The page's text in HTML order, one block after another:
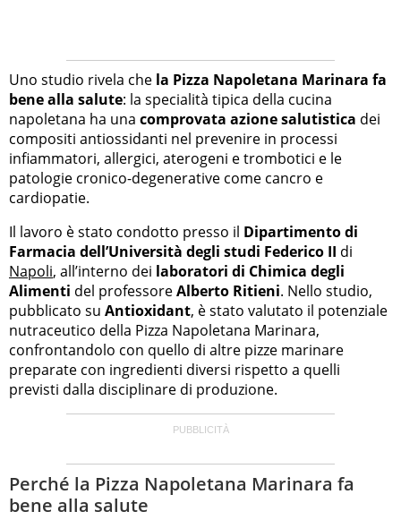
Uno studio rivela che la Pizza Napoletana Marinara fa
bene alla salute: la specialità tipica della cucina
napoletana ha una comprovata azione salutistica dei
compositi antiossidanti nel prevenire in processi
infiammatori, allergici, aterogeni e trombotici e le
patologie cronico-degenerative come cancro e
cardiopatie.
Il lavoro è stato condotto presso il Dipartimento di
Farmacia dell’Università degli studi Federico II di
Napoli, all’interno dei laboratori di Chimica degli
Alimenti del professoreAlberto Ritieni. Nello studio,
pubblicato su Antioxidant, è stato valutato il potenziale
nutraceutico della Pizza Napoletana Marinara,
confrontandolo con quello di altre pizze marinare
preparate con ingredienti diversi rispetto a quelli
previsti dalla disciplinare di produzione.
Perché la Pizza Napoletana Marinara fa
bene alla salute